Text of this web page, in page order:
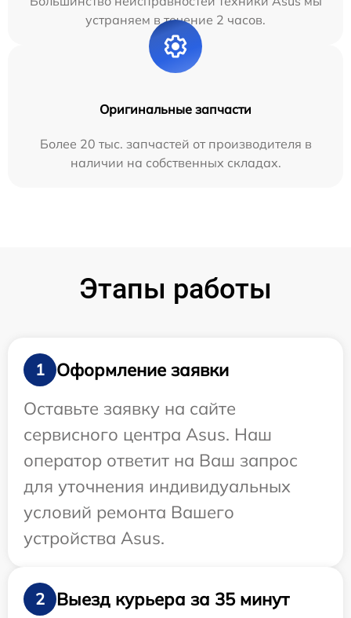
устраняем в течение 2 часов.
Оригинальные запчасти
Более 20 тыс. запчастей от производителя в
наличии на собственных складах.
Этапы работы
1
Оформление заявки
Оставьте заявку на сайте
сервисного центра Asus. Наш
оператор ответит на Ваш запрос
для уточнения индивидуальных
условий ремонта Вашего
устройства Asus.
2
Выезд курьера за 35 минут